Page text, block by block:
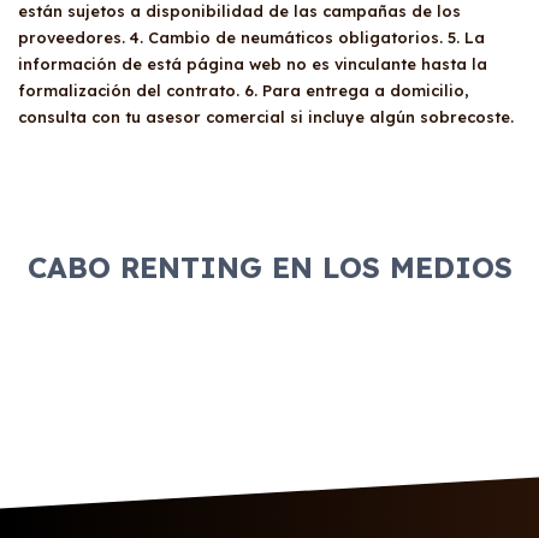
por ambas caras.
estar en registros de morosidad. La
evaluación de la aptitud para contratar un
coche de renting la realiza el departamento
de riesgos de cada proveedor.
están sujetos a disponibilidad de las campañas de los
proveedores. 4. Cambio de neumáticos obligatorios. 5. La
información de está página web no es vinculante hasta la
formalización del contrato. 6. Para entrega a domicilio,
consulta con tu asesor comercial si incluye algún sobrecoste.
CABO RENTING EN LOS MEDIOS